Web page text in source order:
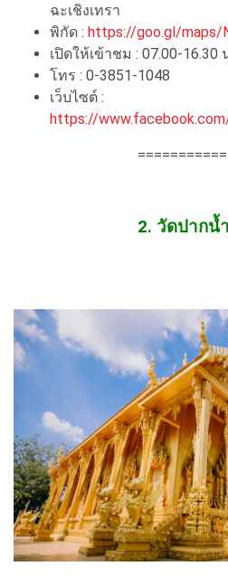
ฉะเชิงเทรา
พิกัด : https://goo.gl/maps/
เปิดให้เข้าชม : 07.00-16.30
โทร : 0-3851-1048
เว็บไซต์ :
https://
2. วัดปากน้